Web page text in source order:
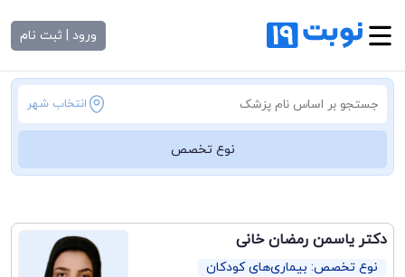
ورود | ثبت نام
انتخاب شهر
نوع تخصص
دکتر یاسمن رمضان خانی
نوع تخصص: بیماری‌های کودکان